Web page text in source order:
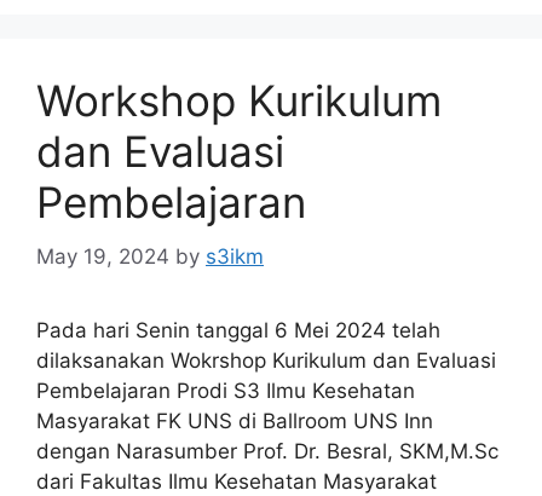
Workshop Kurikulum
dan Evaluasi
Pembelajaran
May 19, 2024 by s3ikm
Pada hari Senin tanggal 6 Mei 2024 telah
dilaksanakan Wokrshop Kurikulum dan Evaluasi
Pembelajaran Prodi S3 Ilmu Kesehatan
Masyarakat FK UNS di Ballroom UNS Inn
dengan Narasumber Prof. Dr. Besral, SKM,M.Sc
dari Fakultas Ilmu Kesehatan Masyarakat